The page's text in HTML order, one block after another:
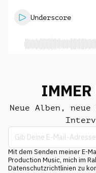
Underscore
IMMER
Neue Alben,
Mit dem Senden meiner E-
Production Music, mich im
Datenschutzrichtlinien zu